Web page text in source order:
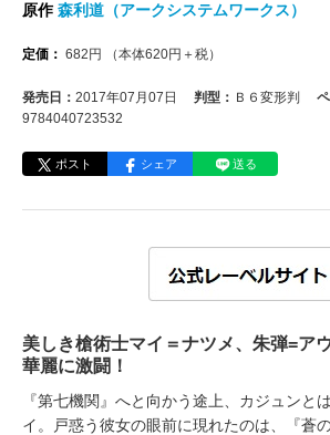
原作森利道（アークシステムワークス）
定価： 682 円 （本体620円＋税）
発売日： 2017年07月07日 判型： Ｂ６変形判
9784040723532
ポスト シェア 送る
美しき槍術士マイ＝ナツメ、朱弾=ア
華麗に激闘！
『第七機関』へと向かう途上、カジュンと
イ。戸惑う彼女の眼前に現れたのは、『蒼